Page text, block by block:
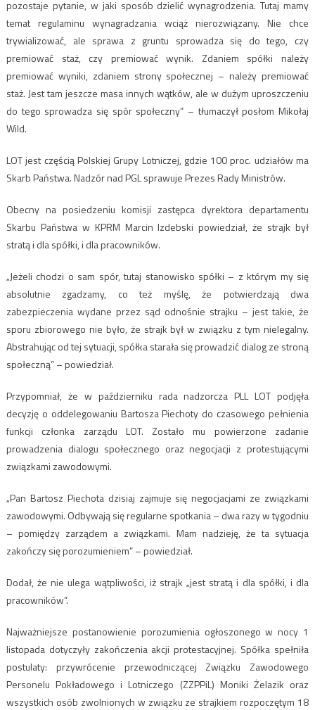
pozostaje pytanie, w jaki sposób dzielić wynagrodzenia. Tutaj mamy
temat regulaminu wynagradzania wciąż nierozwiązany. Nie chce
trywializować, ale sprawa z gruntu sprowadza się do tego, czy
premiować staż, czy premiować wynik. Zdaniem spółki należy
premiować wyniki, zdaniem strony społecznej – należy premiować
staż. Jest tam jeszcze masa innych wątków, ale w dużym uproszczeniu
do tego sprowadza się spór społeczny” – tłumaczył posłom Mikołaj
Wild.
LOT jest częścią Polskiej Grupy Lotniczej, gdzie 100 proc. udziałów ma
Skarb Państwa. Nadzór nad PGL sprawuje Prezes Rady Ministrów.
Obecny na posiedzeniu komisji zastępca dyrektora departamentu
Skarbu Państwa w KPRM Marcin Izdebski powiedział, że strajk był
stratą i dla spółki, i dla pracowników.
„Jeżeli chodzi o sam spór, tutaj stanowisko spółki – z którym my się
absolutnie zgadzamy, co też myślę, że potwierdzają dwa
zabezpieczenia wydane przez sąd odnośnie strajku – jest takie, że
sporu zbiorowego nie było, że strajk był w związku z tym nielegalny.
Abstrahując od tej sytuacji, spółka starała się prowadzić dialog ze stroną
społeczną” – powiedział.
Przypomniał, że w październiku rada nadzorcza PLL LOT podjęła
decyzję o oddelegowaniu Bartosza Piechoty do czasowego pełnienia
funkcji członka zarządu LOT. Zostało mu powierzone zadanie
prowadzenia dialogu społecznego oraz negocjacji z protestującymi
związkami zawodowymi.
„Pan Bartosz Piechota dzisiaj zajmuje się negocjacjami ze związkami
zawodowymi. Odbywają się regularne spotkania – dwa razy w tygodniu
– pomiędzy zarządem a związkami. Mam nadzieję, że ta sytuacja
zakończy się porozumieniem” – powiedział.
Dodał, że nie ulega wątpliwości, iż strajk „jest stratą i dla spółki, i dla
pracowników”.
Najważniejsze postanowienie porozumienia ogłoszonego w nocy 1
listopada dotyczyły zakończenia akcji protestacyjnej. Spółka spełniła
postulaty: przywrócenie przewodniczącej Związku Zawodowego
Personelu Pokładowego i Lotniczego (ZZPPiL) Moniki Żelazik oraz
wszystkich osób zwolnionych w związku ze strajkiem rozpoczętym 18